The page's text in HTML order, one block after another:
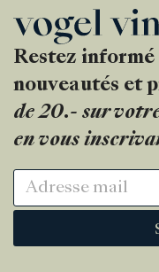
Restez informé
nouveautés et
de 20.- sur
en vous